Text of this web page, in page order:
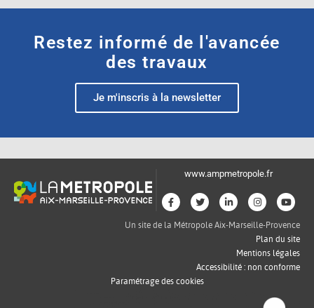
Restez informé de l'avancée
des travaux
Je m'inscris à la newsletter
www.ampmetropole.fr
Un site de la Métropole Aix-Marseille-Provence
Plan du site
Mentions légales
Accessibilité : non conforme
Paramétrage des cookies